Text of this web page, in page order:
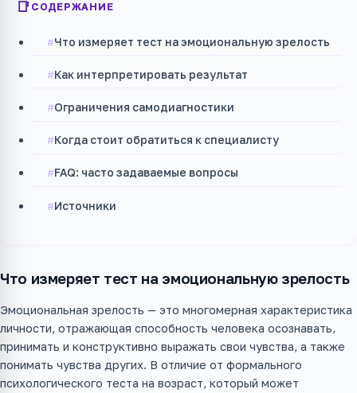
СОДЕРЖАНИЕ
Что измеряет тест на эмоциональную зрелость
Как интерпретировать результат
Ограничения самодиагностики
Когда стоит обратиться к специалисту
FAQ: часто задаваемые вопросы
Источники
Что измеряет тест на эмоциональную зрелость
Эмоциональная зрелость — это многомерная характеристика
личности, отражающая способность человека осознавать,
принимать и конструктивно выражать свои чувства, а также
понимать чувства других. В отличие от формального
психологического теста на возраст, который может